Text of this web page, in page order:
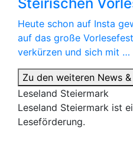
Heute schon auf Insta
auf das große
verkürzen und sich mit …
Zu den weiteren News
Leseland Steiermark
Leseland Steiermark ist
Leseförderung.